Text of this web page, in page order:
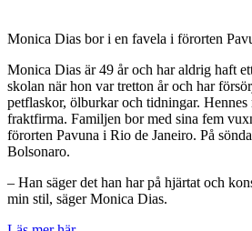
Monica Dias bor i en favela i förorten
Monica Dias är 49 år och har aldrig haft
skolan när hon var tretton år och har
petflaskor, ölburkar och tidningar. Hennes
fraktfirma. Familjen bor med sina fem
förorten Pavuna i Rio de Janeiro. På
Bolsonaro.
– Han säger det han har på hjärtat och
min stil, säger Monica Dias.